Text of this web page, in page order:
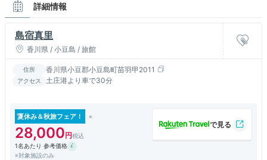
詳細情報
島宿真里
香川県 / 小豆島 / 旅館
住所 香川県小豆郡小豆島町苗羽甲2011
アクセス 土庄港より車で30分
夏休み＆秋旅フェア！
28,000
1名あたり 参考価格
※対象施設のみ